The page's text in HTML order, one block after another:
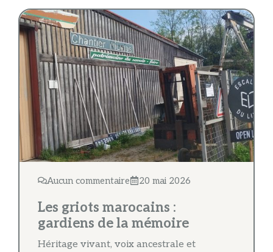
Aucun commentaire 20 mai 2026
Les griots marocains :
gardiens de la mémoire
Héritage vivant, voix ancestrale et